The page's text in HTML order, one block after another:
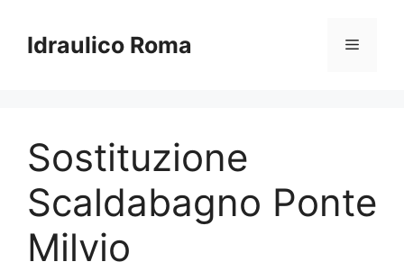
contenuto
Idraulico Roma Menu
Sostituzione
Scaldabagno Ponte
Milvio